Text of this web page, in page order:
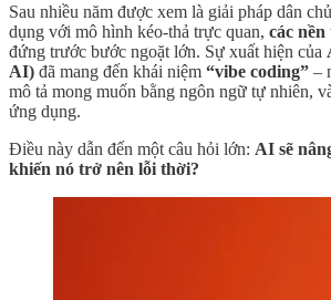
Sau nhiều năm được xem là giải pháp dân
dụng với mô hình kéo-thả trực quan, các nền
đứng trước bước ngoặt lớn. Sự xuất hiện của
AI) đã mang đến khái niệm “vibe coding” –
mô tả mong muốn bằng ngôn ngữ tự nhiên,
ứng dụng.
Điều này dẫn đến một câu hỏi lớn: AI sẽ
khiến nó trở nên lỗi thời?